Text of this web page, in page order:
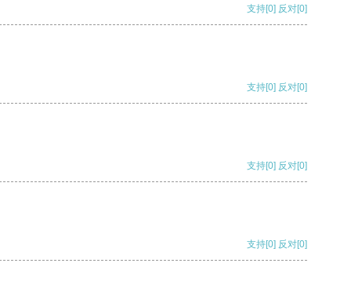
支持[0] 反对[0]
支持[0] 反对[0]
支持[0] 反对[0]
支持[0] 反对[0]